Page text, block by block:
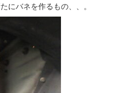
にバネを作るもの、、。